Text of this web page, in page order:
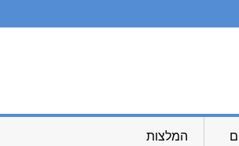
המלצות